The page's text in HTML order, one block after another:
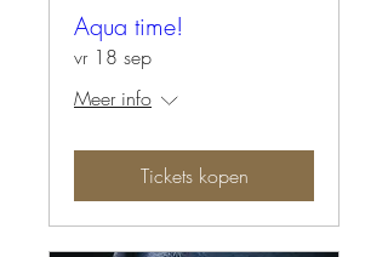
Aqua time!
vr 18 sep
Meer info
Tickets kopen